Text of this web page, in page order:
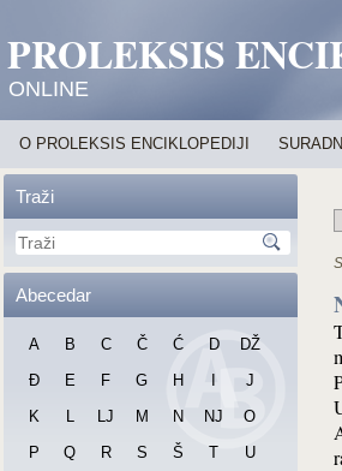
PROLEKSIS
ONLINE
O PROLEKSIS ENCIKLOPEDIJI
Traži
Abecedar
A B C Č Ć D
DŽ
Đ
E F G H
J
K
L LJ M N NJ
O
P
Q R S Š T
U